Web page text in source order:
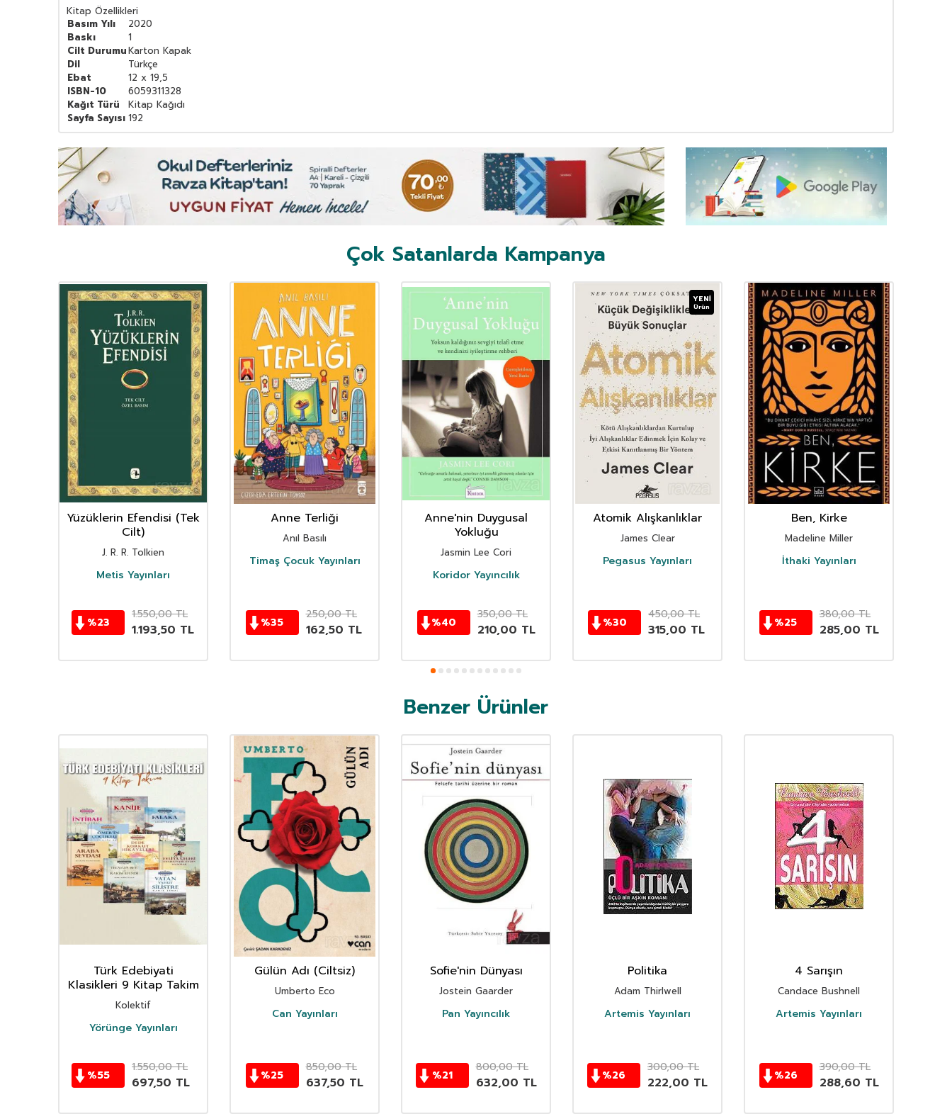
Kitap Özellikleri
Basım Yılı
2020
Baskı
1
Cilt DurumuKarton Kapak
Dil
Türkçe
Ebat
12 x 19,5
ISBN-10
6059311328
Kağıt Türü
Kitap Kağıdı
Sayfa Sayısı 192
Çok Satanlarda Kampanya
Yüzüklerin Efendisi (Tek
Cilt)
J. R. R. Tolkien
Metis Yayınları
%23
1.550,00TL
1.193,50 TL
Anne Terliği
Anıl Basılı
Timaş Çocuk Yayınları
%35
250,00TL
162,50 TL
Anne'nin Duygusal
Yokluğu
Jasmin Lee Cori
Koridor Yayıncılık
%40
350,00TL
210,00 TL
YENI
Ürün
Atomik Alışkanlıklar
James Clear
Pegasus Yayınları
%30
450,00TL
315,00 TL
Ben, Kirke
Madeline Miller
İthaki Yayınları
%25
380,00TL
285,00 TL
Benzer Ürünler
Türk Edebiyati
Klasikleri 9 Kitap Takim
Kolektif
Yörünge Yayınları
%55
1.550,00TL
697,50 TL
Gülün Adı (Ciltsiz)
Umberto Eco
Can Yayınları
%25
850,00TL
637,50 TL
Sofie'nin Dünyası
Jostein Gaarder
Pan Yayıncılık
%21
800,00TL
632,00 TL
Politika
Adam Thirlwell
Artemis Yayınları
%26
300,00TL
222,00 TL
4 Sarışın
Candace Bushnell
Artemis Yayınları
%26
390,00TL
288,60 TL